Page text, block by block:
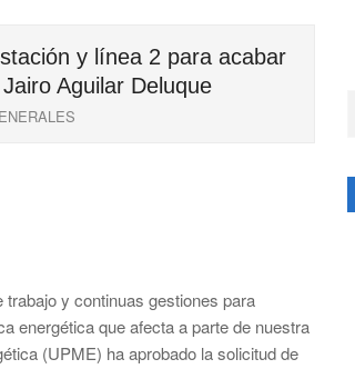
y línea 2 para acabar
Aguilar Deluque
y continuas gestiones para
energética que afecta a parte de nuestra
(UPME) ha aprobado la solicitud de